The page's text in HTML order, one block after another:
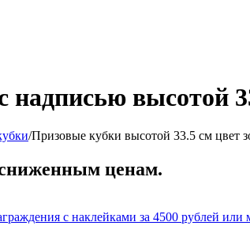
высотой
/Призовые кубки высотой 33.5 см цвет
ценам.
с наклейками за 4500 рублей или